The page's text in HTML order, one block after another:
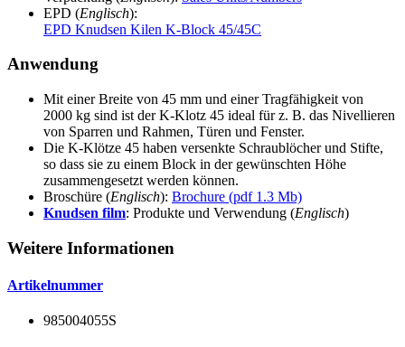
EPD (Englisch):
EPD Knudsen Kilen K-Block 45/45C
Anwendung
Mit einer Breite von 45 mm und einer Tragfähigkeit von
2000 kg sind ist der K-Klotz 45 ideal für z. B. das Nivellieren
von Sparren und Rahmen, Türen und Fenster.
Die K-Klötze 45 haben versenkte Schraublöcher und Stifte,
so dass sie zu einem Block in der gewünschten Höhe
zusammengesetzt werden können.
Broschüre (Englisch): Brochure (pdf 1.3 Mb)
Knudsen film: Produkte und Verwendung (Englisch)
Weitere Informationen
Artikelnummer
985004055S